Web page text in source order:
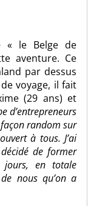
« le Belge de
aventure. Ce
par dessus
voyage, il fait
(29 ans) et
d’entrepreneurs
random sur
à tous. J’ai
de former
en totale
nous qu’on a